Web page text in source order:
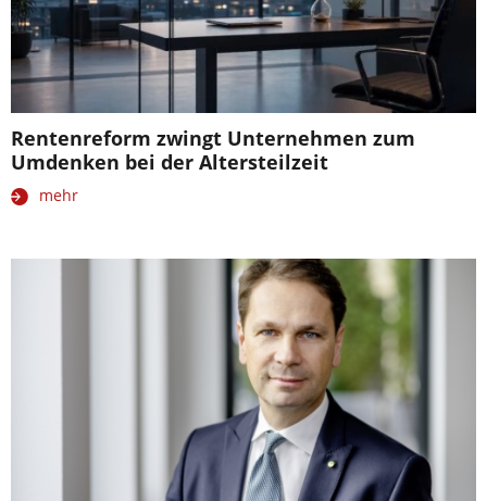
Rentenreform zwingt Unternehmen zum
Umdenken bei der Altersteilzeit
mehr